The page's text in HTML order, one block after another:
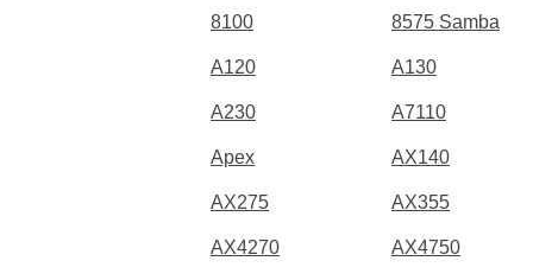
8100 8575 Samba
A120 A130
A230 A7110
Apex AX140
AX275 AX355
AX4270 AX4750